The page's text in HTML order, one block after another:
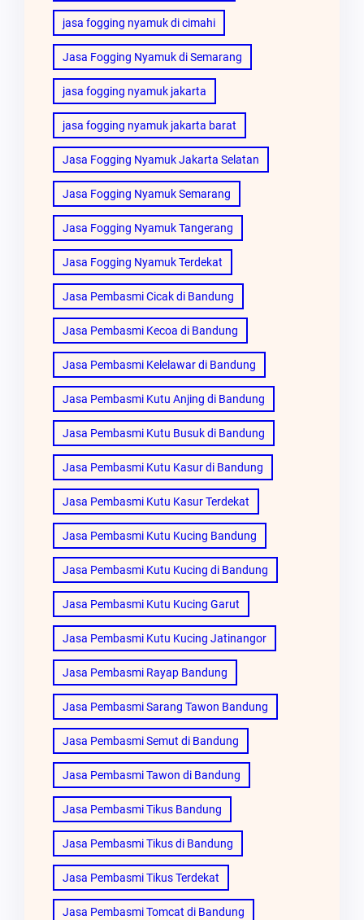
jasa fogging nyamuk di cimahi
Jasa Fogging Nyamuk di Semarang
jasa fogging nyamuk jakarta
jasa fogging nyamuk jakarta barat
Jasa Fogging Nyamuk Jakarta Selatan
Jasa Fogging Nyamuk Semarang
Jasa Fogging Nyamuk Tangerang
Jasa Fogging Nyamuk Terdekat
Jasa Pembasmi Cicak di Bandung
Jasa Pembasmi Kecoa di Bandung
Jasa Pembasmi Kelelawar di Bandung
Jasa Pembasmi Kutu Anjing di Bandung
Jasa Pembasmi Kutu Busuk di Bandung
Jasa Pembasmi Kutu Kasur di Bandung
Jasa Pembasmi Kutu Kasur Terdekat
Jasa Pembasmi Kutu Kucing Bandung
Jasa Pembasmi Kutu Kucing di Bandung
Jasa Pembasmi Kutu Kucing Garut
Jasa Pembasmi Kutu Kucing Jatinangor
Jasa Pembasmi Rayap Bandung
Jasa Pembasmi Sarang Tawon Bandung
Jasa Pembasmi Semut di Bandung
Jasa Pembasmi Tawon di Bandung
Jasa Pembasmi Tikus Bandung
Jasa Pembasmi Tikus di Bandung
Jasa Pembasmi Tikus Terdekat
Jasa Pembasmi Tomcat di Bandung